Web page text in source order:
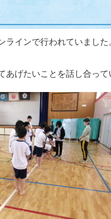
インで行われていまし
げたいことを話し合って